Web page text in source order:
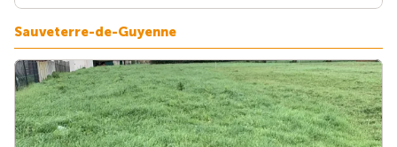
Sauveterre-de-Guyenne